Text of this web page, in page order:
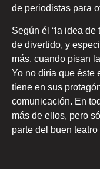
de periodistas para
Según él “la idea
de divertido, y
más, cuando pisan
Yo no diría que éste
tiene en sus
comunicación. En
más de ellos, pero
parte del buen teatro